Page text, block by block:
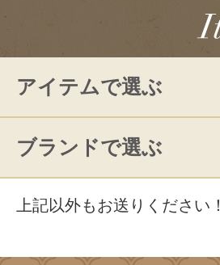
アイテムで選ぶ
ブランドで選ぶ
上記以外もお送りください！